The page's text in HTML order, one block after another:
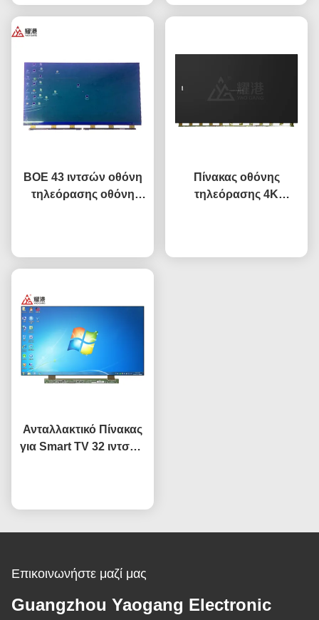
BOE 43 ιντσών οθόνη
τηλεόρασης οθόνη
Πίνακας οθόνης
τηλεόρασης 4K
Ανταλλακτικό Πίνακας
για Smart TV 32 ιντσών
κρυστάλλου TV
Επικοινωνήστε μαζί μας
Guangzhou Yaogang Electronic